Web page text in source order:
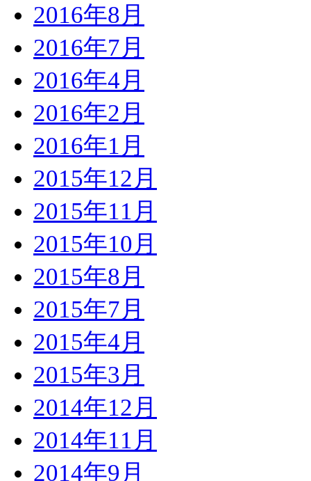
2016年8月
2016年7月
2016年4月
2016年2月
2016年1月
2015年12月
2015年11月
2015年10月
2015年8月
2015年7月
2015年4月
2015年3月
2014年12月
2014年11月
2014年9月